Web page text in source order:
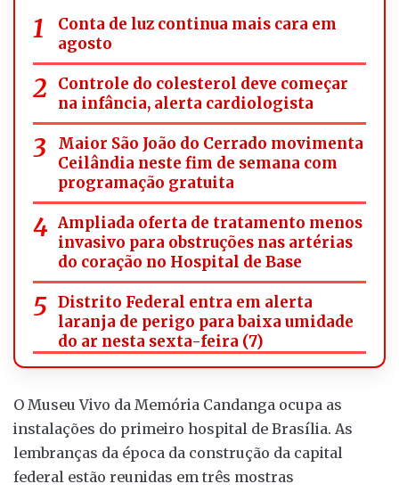
Conta de luz continua mais cara em
agosto
Controle do colesterol deve começar
na infância, alerta cardiologista
Maior São João do Cerrado movimenta
Ceilândia neste fim de semana com
programação gratuita
Ampliada oferta de tratamento menos
invasivo para obstruções nas artérias
do coração no Hospital de Base
Distrito Federal entra em alerta
laranja de perigo para baixa umidade
do ar nesta sexta-feira (7)
O Museu Vivo da Memória Candanga ocupa as
instalações do primeiro hospital de Brasília. As
lembranças da época da construção da capital
federal estão reunidas em três mostras